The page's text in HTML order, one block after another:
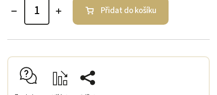
Přidat do košíku